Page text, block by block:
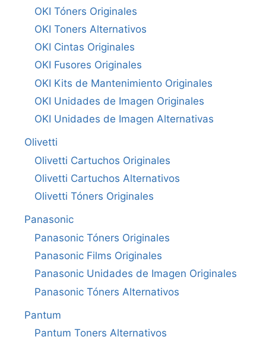
OKI Tóners Originales
OKI Toners Alternativos
OKI Cintas Originales
OKI Fusores Originales
OKI Kits de Mantenimiento Originales
OKI Unidades de Imagen Originales
OKI Unidades de Imagen Alternativas
Olivetti
Olivetti Cartuchos Originales
Olivetti Cartuchos Alternativos
Olivetti Tóners Originales
Panasonic
Panasonic Tóners Originales
Panasonic Films Originales
Panasonic Unidades de Imagen Originales
Panasonic Tóners Alternativos
Pantum
Pantum Toners Alternativos